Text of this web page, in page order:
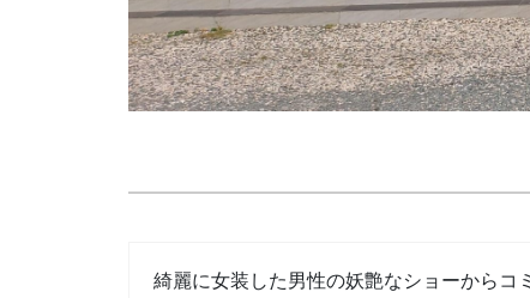
綺麗に女装した男性の妖艶なショーからコ